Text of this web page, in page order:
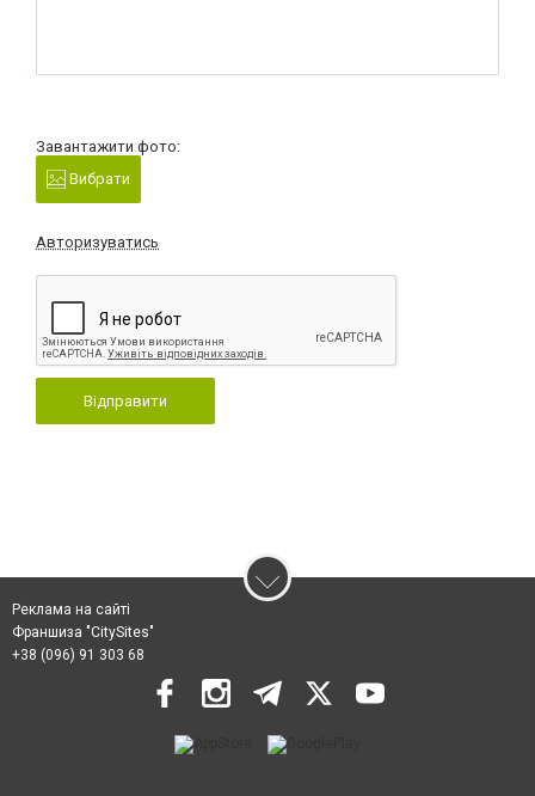
Завантажити фото:
Вибрати
Авторизуватись
Відправити
Реклама на сайті
Франшиза "CitySites"
+38 (096) 91 303 68